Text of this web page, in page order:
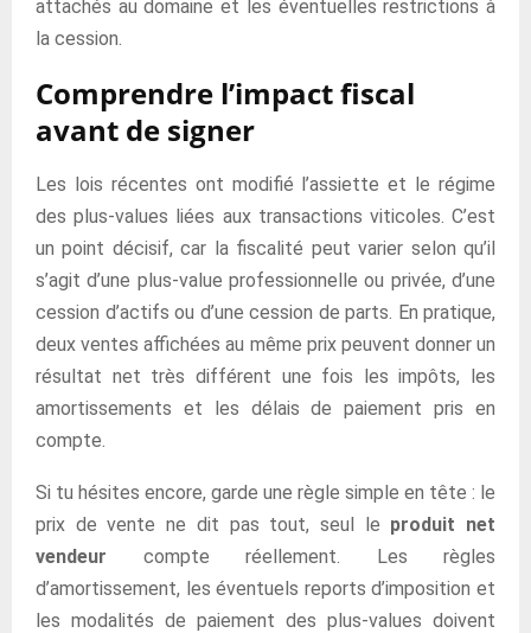
attachés au domaine et les éventuelles restrictions à
la cession.
Comprendre l’impact fiscal
avant de signer
Les lois récentes ont modifié l’assiette et le régime
des plus-values liées aux transactions viticoles. C’est
un point décisif, car la fiscalité peut varier selon qu’il
s’agit d’une plus-value professionnelle ou privée, d’une
cession d’actifs ou d’une cession de parts. En pratique,
deux ventes affichées au même prix peuvent donner un
résultat net très différent une fois les impôts, les
amortissements et les délais de paiement pris en
compte.
Si tu hésites encore, garde une règle simple en tête : le
prix de vente ne dit pas tout, seul le produit net
vendeur compte réellement. Les règles
d’amortissement, les éventuels reports d’imposition et
les modalités de paiement des plus-values doivent